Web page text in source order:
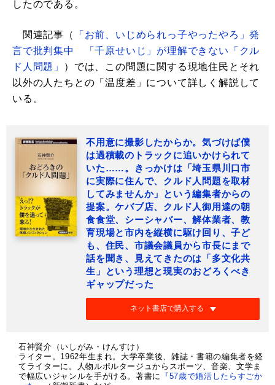
したのである。
関連記事（
「お前、いじめられっ子やったやろ」発
言で批判集中 「千原せいじ」が理解できない「クル
ド人問題」
）では、この問題に関する現地住民とそれ
以外の人たちとの「温度差」について詳しく解説して
いる。
不用意に撮影したからか。気づけば僕
は過積載のトラックに追いかけられて
いた……。きっかけは「埼玉県川口市
に実際に住んで、クルド人問題を取材
してみませんか」という編集者からの
提案。ケバブ店、クルド人御用達の朝
食食堂、シーシャバー、解体業者、教
育現場と市内を縦横に駆け回り、子ど
も、住民、市議会議員から市長にまで
話を聞き、見えてきたのは「多文化共
生」という理想と現実のおどろくべき
ギャップだった
ネット書店で購入する
石神賢介（いしがみ・けんすけ）
ライター。1962年生まれ。大学卒業後、雑誌・書籍の編集者を経
てライターに。人物ルポルタージュからスポーツ、音楽、文学ま
で幅広いジャンルを手がける。著書に
『57歳で婚活したらすごか